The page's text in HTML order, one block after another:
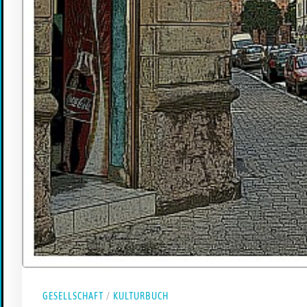
GESELLSCHAFT / KULTURBUCH